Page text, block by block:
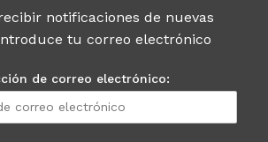
notificaciones de nuevas
tu correo electrónico
de correo electrónico: